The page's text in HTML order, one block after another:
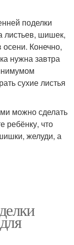
поделки
листьев, шишек,
Конечно,
нужна завтра
сухие листья
можно сделать
ребёнку, что
желуди, а